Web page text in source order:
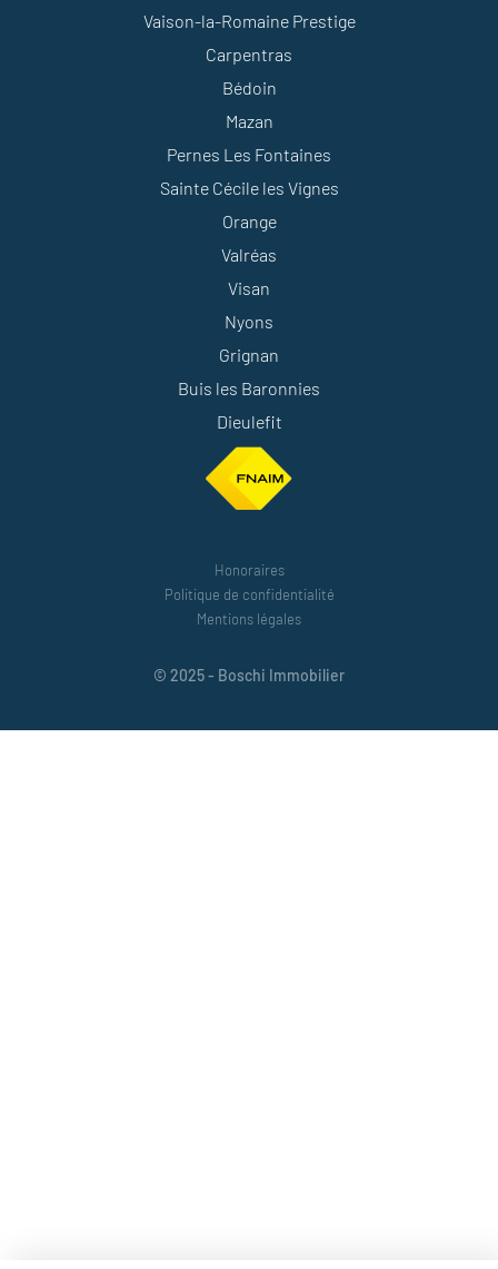
Vaison-la-Romaine Prestige
Carpentras
Bédoin
Mazan
Pernes Les Fontaines
Sainte Cécile les Vignes
Orange
Valréas
Visan
Nyons
Grignan
Buis les Baronnies
Dieulefit
Honoraires
Politique de confidentialité
Mentions légales
© 2025 - Boschi Immobilier